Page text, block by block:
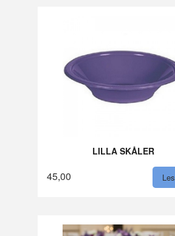
LILLA SKÅLER
45,00